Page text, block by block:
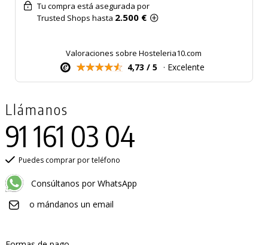
Tu compra está asegurada por
Trusted Shops hasta 2.500 €
Valoraciones sobre Hosteleria10.com
4,73 / 5 · Excelente
Llámanos
91 161 03 04
Puedes comprar por teléfono
Consúltanos por WhatsApp
o mándanos un email